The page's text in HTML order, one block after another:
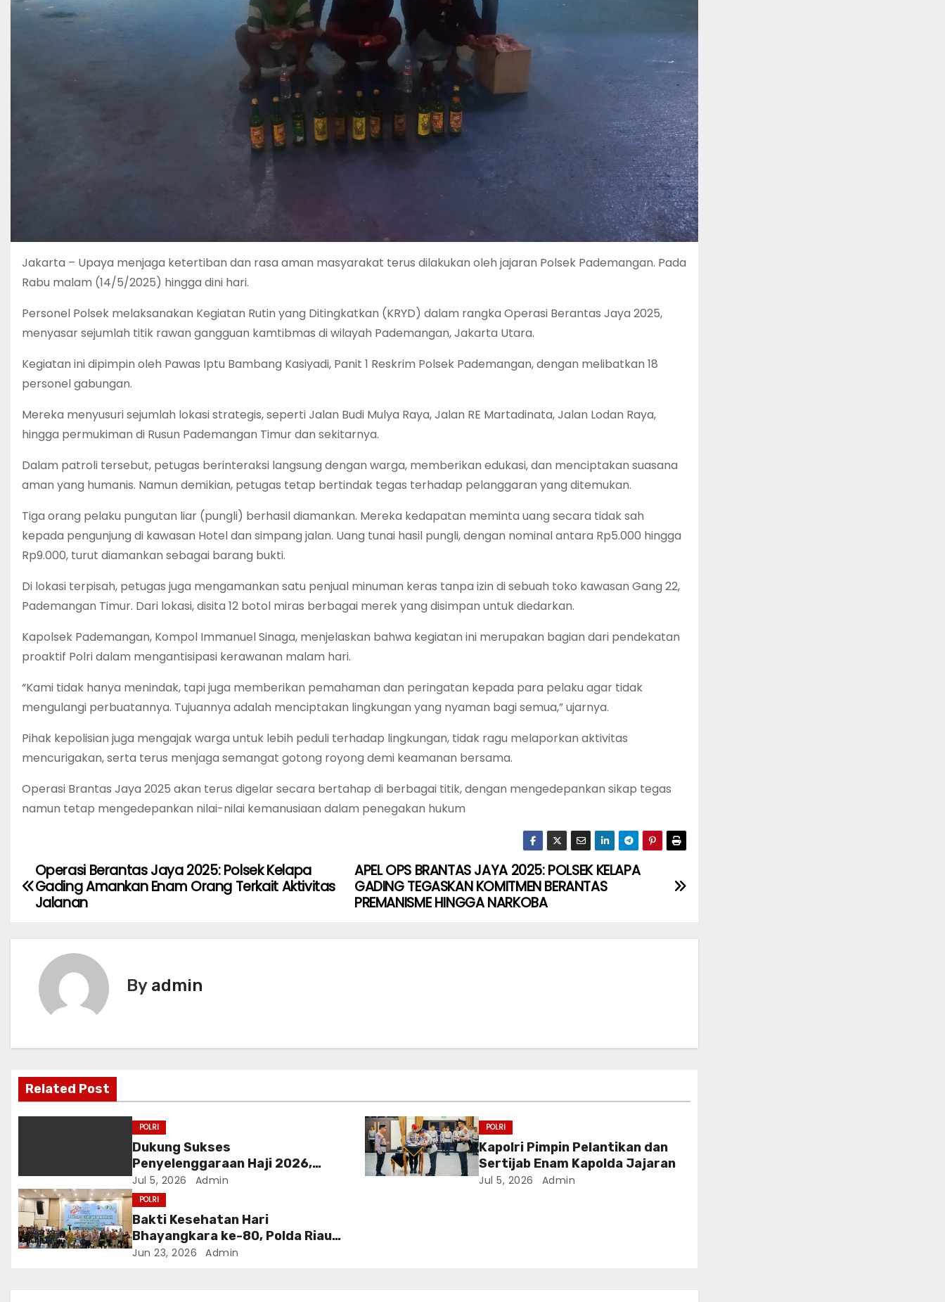
Jakarta – Upaya menjaga ketertiban dan rasa aman masyarakat terus dilakukan oleh jajaran Polsek Pademangan. Pada
Rabu malam (14/5/2025) hingga dini hari.
Personel Polsek melaksanakan Kegiatan Rutin yang Ditingkatkan (KRYD) dalam rangka Operasi Berantas Jaya 2025,
menyasar sejumlah titik rawan gangguan kamtibmas di wilayah Pademangan, Jakarta Utara.
Kegiatan ini dipimpin oleh Pawas Iptu Bambang Kasiyadi, Panit 1 Reskrim Polsek Pademangan, dengan melibatkan 18
personel gabungan.
Mereka menyusuri sejumlah lokasi strategis, seperti Jalan Budi Mulya Raya, Jalan RE Martadinata, Jalan Lodan Raya,
hingga permukiman di Rusun Pademangan Timur dan sekitarnya.
Dalam patroli tersebut, petugas berinteraksi langsung dengan warga, memberikan edukasi, dan menciptakan suasana
aman yang humanis. Namun demikian, petugas tetap bertindak tegas terhadap pelanggaran yang ditemukan.
Tiga orang pelaku pungutan liar (pungli) berhasil diamankan. Mereka kedapatan meminta uang secara tidak sah
kepada pengunjung di kawasan Hotel dan simpang jalan. Uang tunai hasil pungli, dengan nominal antara Rp5.000 hingga
Rp9.000, turut diamankan sebagai barang bukti.
Di lokasi terpisah, petugas juga mengamankan satu penjual minuman keras tanpa izin di sebuah toko kawasan Gang 22,
Pademangan Timur. Dari lokasi, disita 12 botol miras berbagai merek yang disimpan untuk diedarkan.
Kapolsek Pademangan, Kompol Immanuel Sinaga, menjelaskan bahwa kegiatan ini merupakan bagian dari pendekatan
proaktif Polri dalam mengantisipasi kerawanan malam hari.
“Kami tidak hanya menindak, tapi juga memberikan pemahaman dan peringatan kepada para pelaku agar tidak
mengulangi perbuatannya. Tujuannya adalah menciptakan lingkungan yang nyaman bagi semua,” ujarnya.
Pihak kepolisian juga mengajak warga untuk lebih peduli terhadap lingkungan, tidak ragu melaporkan aktivitas
mencurigakan, serta terus menjaga semangat gotong royong demi keamanan bersama.
Operasi Brantas Jaya 2025 akan terus digelar secara bertahap di berbagai titik, dengan mengedepankan sikap tegas
namun tetap mengedepankan nilai-nilai kemanusiaan dalam penegakan hukum
P
v
i
g
t
i
o
APEL OPS BRANTAS JAYA 2025: POLSEK KELAPA
GADING TEGASKAN KOMITMEN BERANTAS
PREMANISME HINGGA NARKOBA
Operasi Berantas Jaya 2025: Polsek Kelapa
Gading Amankan Enam Orang Terkait Aktivitas
Jalanan
By admin
Related Post
POLRI
Dukung Sukses
Penyelenggaraan Haji 2026,
Polri Terima Penghargaan dari
Kementerian Haji dan Umrah RI
Jul 5, 2026 Admin
POLRI
Kapolri Pimpin Pelantikan dan
Sertijab Enam Kapolda Jajaran
Jul 5, 2026 Admin
POLRI
Bakti Kesehatan Hari
Bhayangkara ke-80, Polda Riau
Gelar 14 Layanan Medis
Jun 23, 2026 Admin